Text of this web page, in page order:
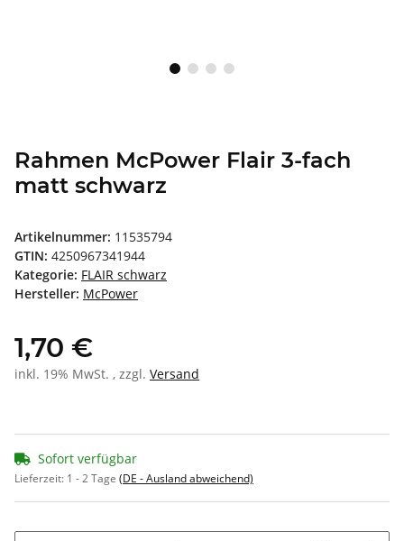
Rahmen McPower Flair 3-fach
matt schwarz
Artikelnummer: 11535794
GTIN: 4250967341944
Kategorie: FLAIR schwarz
Hersteller: McPower
1,70 €
inkl. 19% MwSt. , zzgl. Versand
Sofort verfügbar
Lieferzeit: 1 - 2 Tage (DE - Ausland abweichend)